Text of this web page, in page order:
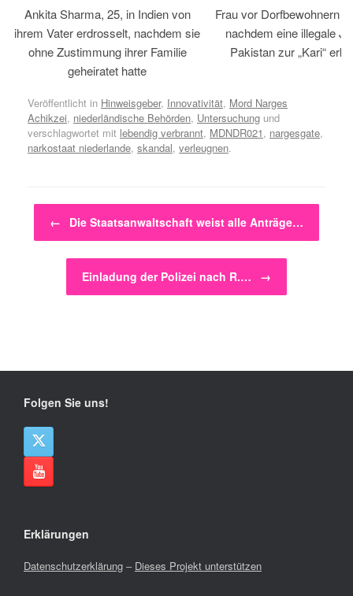
Ankita Sharma, 25, in Indien von
ihrem Vater erdrosselt, nachdem sie
ohne Zustimmung ihrer Familie
geheiratet hatte
Frau vor Dorfbewohnern
nachdem eine illegale
Pakistan zur „Kari“
Veröffentlicht in Hinweisgeber, Innovativität, Mord Narges
Achikzei, niederländische Behörden, Untersuchung und
verschlagwortet mit lebendig verbrannt, MDNDR021, nargesgate,
narkostaat niederlande, skandal, verleugnen.
← Die Staatsanwaltschaft weist alle Anträge…
Einladung der Polizei nach R.… →
Folgen Sie uns!
Erklärungen
Datenschutzerklärung – Dieses Projekt unterstützen